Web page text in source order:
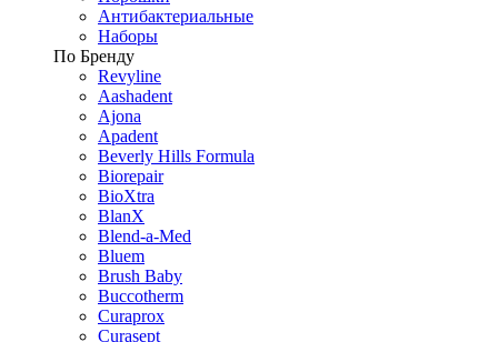
Антибактериальные
Наборы
По Бренду
Revyline
Aashadent
Ajona
Apadent
Beverly Hills Formula
Biorepair
BioXtra
BlanX
Blend-a-Med
Bluem
Brush Baby
Buccotherm
Curaprox
Curasept